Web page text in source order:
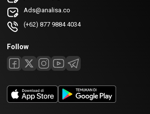
Ads@analisa.co
(+62) 877 9884 4034
Follow